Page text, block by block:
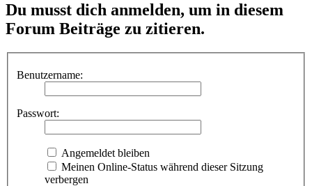
Du musst dich anmelden, um in diesem
Forum Beiträge zu zitieren.
Benutzername:
Passwort:
Angemeldet bleiben
Meinen Online-Status während dieser Sitzung
verbergen